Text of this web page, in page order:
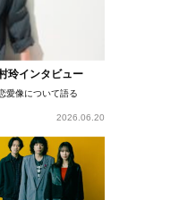
玲インタビュー
愛像について語る
2026.06.20